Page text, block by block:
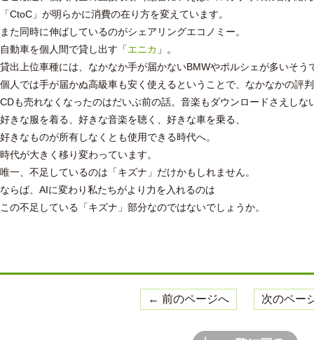
「CtoC」が明らかに消費の在り方を変えています。
また同時に伸ばしているのがシェアリングエコノミー。
自動車を個人間で貸し出す「エニカ 」。
貸出上位車種には、なかなか手が届かないBMWやポルシェが多いそう
個人では手が届かぬ高級車も安く使えるということで、なかなかの評
CDも売れなくなったのはだいぶ前の話。音楽もダウンロードさえしな
好きな服を着る、好きな音楽を聴く、好きな車を乗る、
好きなものが所有しなくとも使用できる時代へ。
時代が大きく移り変わっています。
唯一、不足しているのは「キズナ」だけかもしれません。
ならば、AIに変わり私たちがより力を入れるのは
この不足している「キズナ」部分なのではないでしょうか。
← 前のページへ 次のペー